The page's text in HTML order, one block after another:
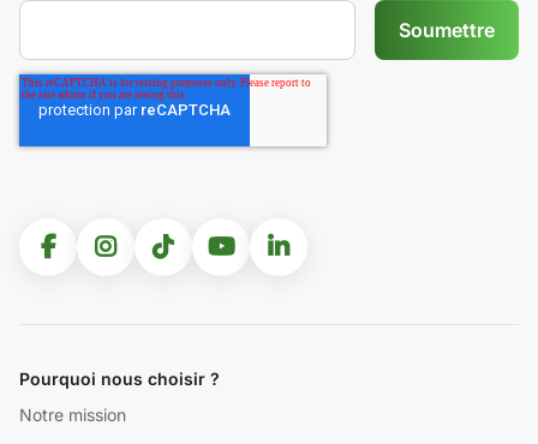
Pourquoi nous choisir ?
Notre mission